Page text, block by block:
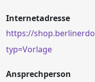
Internetadresse
https://
typ=Vorlage
Ansprechperson